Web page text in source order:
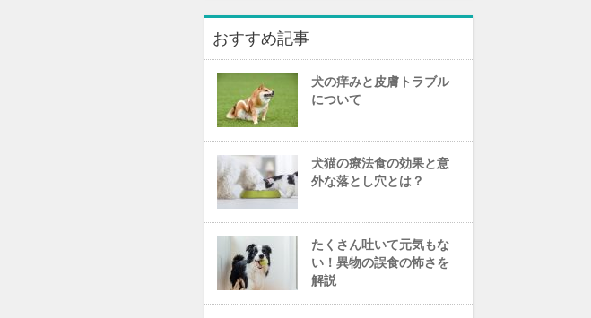
おすすめ記事
犬の痒みと皮膚トラブル
について
犬猫の療法食の効果と意
外な落とし穴とは？
たくさん吐いて元気もな
い！異物の誤食の怖さを
解説